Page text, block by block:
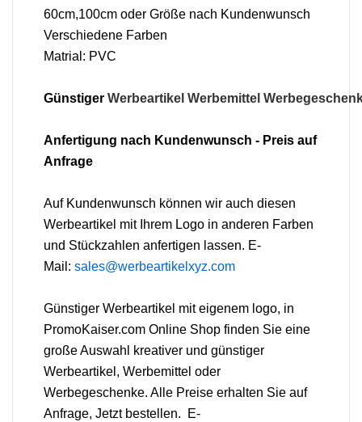
60cm,100cm oder Größe nach Kundenwunsch
Verschiedene Farben
Matrial: PVC
GünstigerWerbeartikel Werbemittel
Anfertigung nach Kundenwunsch - Preis auf
Anfrage
Auf Kundenwunsch können wir auch diesen
Werbeartikel mit Ihrem Logo in anderen Farben
und Stückzahlen anfertigen lassen. E-
Mail:sales@werbeartikelxyz.com
GünstigerWerbeartikel mit eigenem logo, in
PromoKaiser.com Online Shop finden Sie eine
große Auswahl kreativer und günstiger
Werbeartikel, Werbemittel oder
Werbegeschenke. Alle Preise erhalten Sie auf
Anfrage, Jetzt bestellen. E-